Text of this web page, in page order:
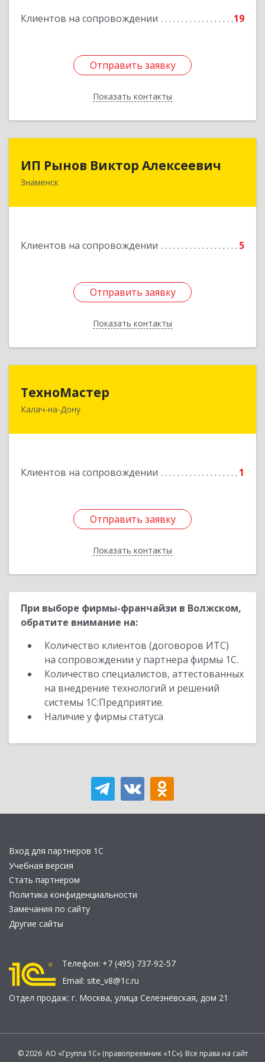
Клиентов на сопровождении 19
Отправить заявку
Показать контакты
Отправить заявку
Назад
ИП Рынов Виктор Алексеевич
Знаменск
Клиентов на сопровождении 5
Отправить заявку
Показать контакты
Отправить заявку
Назад
ТехноМастер
Калач-на-Дону
Клиентов на сопровождении 1
Отправить заявку
Показать контакты
404503, Волгоградская обл, Калач-на-Дону г,
Отправить заявку
Назад
При выборе фирмы-франчайзи в Волжском,
обратите внимание на:
Количество клиентов (договоров ИТС)
на сопровождении у партнера фирмы 1С.
Количество специалистов, аттестованных
на внедрение технологий и решений
системы 1С:Предприятие.
Наличие у фирмы статуса
Вход для партнеров 1С
Учебная версия
Стать партнером
Политика конфиденциальности
Замечания по сайту
Другие сайты
Телефон: +7 (495) 737-92-57
Email: site_v8@1c.ru
Отдел продаж: г. Москва, улица Селезнёвская, дом 21
© 2026 АО «Группа 1С» (правопреемник «1С»). Все права на сайт